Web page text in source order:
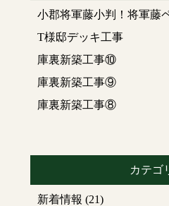
円錐屋根完了です。
（足場で見にくいです
がこんな感じになって
います。なかなか見ら
れないアングルです）
本殿はそのまま残しま
す。
次回もお楽しみに
小郡将軍藤小判！将軍藤
T様邸デッキ工事
庫裏新築工事⑩
庫裏新築工事⑨
庫裏新築工事⑧
カテゴ
新着情報 (21)